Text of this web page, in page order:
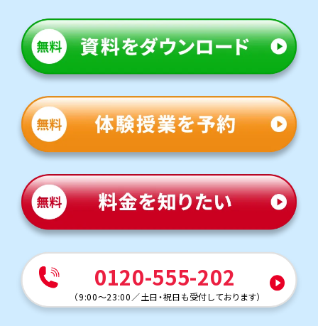
トライは学校から徒歩14分の立地にあるため、学校や部活
が終わってからも通塾しやすいです。
数学（教科書：啓林館）
白川中は基礎問題も応用問題も学校指定のワークからの
出題が多いです。トライは指定の教材がないため、学校の
教材も使用可能。多くの生徒さまがワークを使って授業を
受けています。
英語（教科書：光村図書）
白川中は定期テストは学校指定ワークからの出題が多く、
テスト前の授業ではワークを使用することが多いです。英
単語等は定着を図るため、覚え方のコツから一人ひとりに
合わせた小テストまでお子さまの課題に合わせてサポート
定期テスト・内申点対策コース
難関私立対策コース
九州学院中学校
0120-555-202
（9:00～23:00 ／土日・祝日も受付しております）